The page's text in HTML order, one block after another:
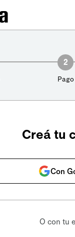
2
Pago
Creá tu
Con
O con tu